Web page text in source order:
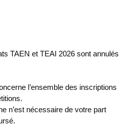
TAEN et TEAI 2026 sont annulés
l’ensemble des inscriptions
n’est nécessaire de votre part